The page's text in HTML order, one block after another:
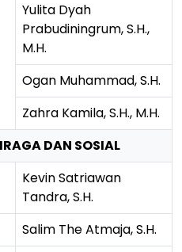
Yulita Dyah
Prabudiningrum, S.H.,
M.H.
Ogan Muhammad, S.H.
Zahra Kamila, S.H., M.H.
DAN SOSIAL
Kevin Satriawan
Tandra, S.H.
Salim The Atmaja, S.H.